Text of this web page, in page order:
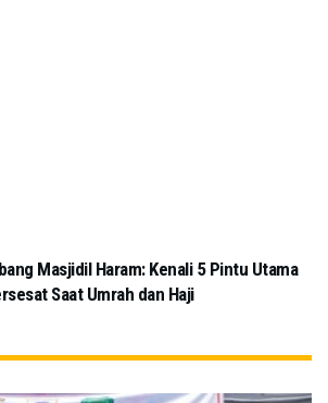
Masjidil Haram: Kenali 5 Pintu Utama
Saat Umrah dan Haji